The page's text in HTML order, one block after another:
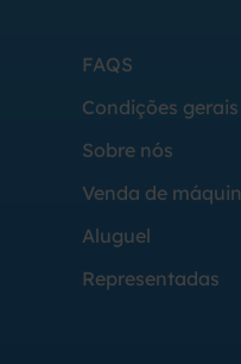
FAQS
Condições
Sobre nós
Venda de
Aluguel
Representadas